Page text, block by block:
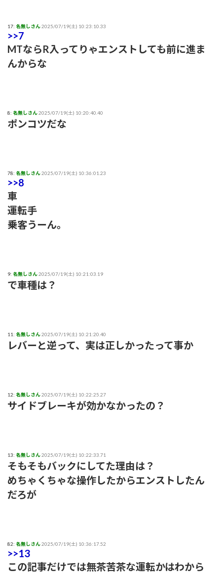
17: 名無しさん2025/07/19(土) 10:23:10.33
>>7
MTならR入ってりゃエンストしても前に進ま
んからな
8: 名無しさん2025/07/19(土) 10:20:40.40
ポンコツだな
78: 名無しさん2025/07/19(土) 10:36:01.23
>>8
車
運転手
乗客うーん。
9: 名無しさん2025/07/19(土) 10:21:03.19
で車種は？
11: 名無しさん2025/07/19(土) 10:21:20.40
レバーと逆って、実は正しかったって事か
12: 名無しさん2025/07/19(土) 10:22:25.27
サイドブレーキが効かなかったの？
13: 名無しさん2025/07/19(土) 10:22:33.71
そもそもバックにしてた理由は？
めちゃくちゃな操作したからエンストしたん
だろが
82: 名無しさん2025/07/19(土) 10:36:17.52
>>13
この記事だけでは無茶苦茶な運転かはわから